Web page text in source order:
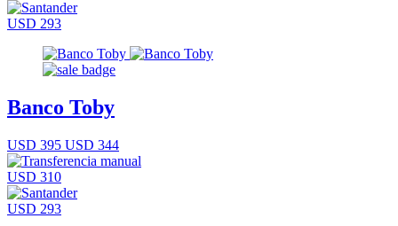
USD 293
Banco Toby
USD 395 USD 344
USD 310
USD 293